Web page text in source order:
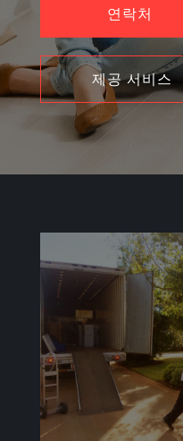
연락처
제공 서비스